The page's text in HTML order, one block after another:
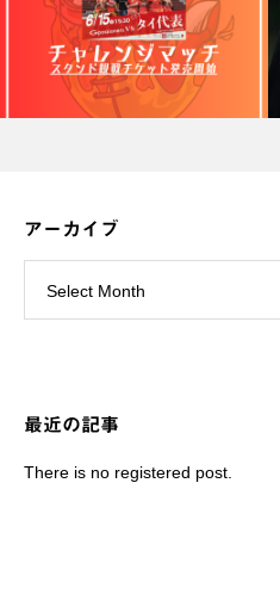
アーカイブ
Select Month
最近の記事
There is no registered post.